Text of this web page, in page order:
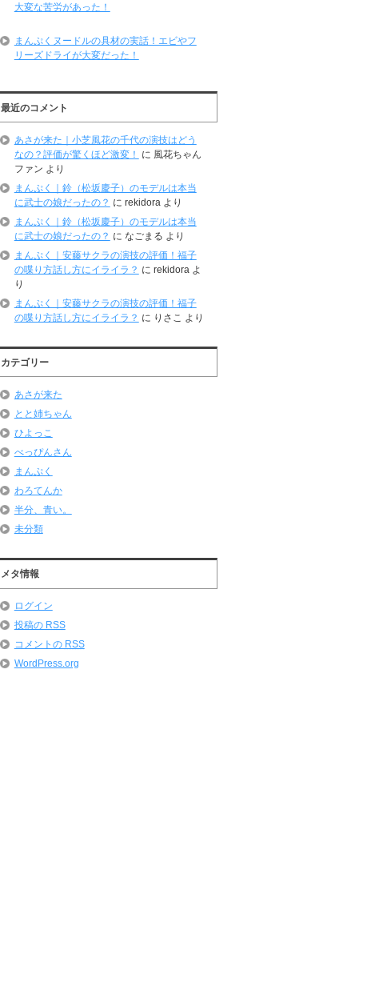
大変な苦労があった！
まんぷくヌードルの具材の実話！エビやフ
リーズドライが大変だった！
最近のコメント
あさが来た｜小芝風花の千代の演技はどう
なの？評価が驚くほど激変！
に 風花ちゃん
ファン より
まんぷく｜鈴（松坂慶子）のモデルは本当
に武士の娘だったの？ に rekidora より
まんぷく｜鈴（松坂慶子）のモデルは本当
に武士の娘だったの？ に なごまる より
まんぷく｜安藤サクラの演技の評価！福子
の喋り方話し方にイライラ？ に rekidora よ
り
まんぷく｜安藤サクラの演技の評価！福子
の喋り方話し方にイライラ？ に りさこ より
カテゴリー
あさが来た
とと姉ちゃん
ひよっこ
べっぴんさん
まんぷく
わろてんか
半分、青い。
未分類
メタ情報
ログイン
投稿の RSS
コメントの RSS
WordPress.org